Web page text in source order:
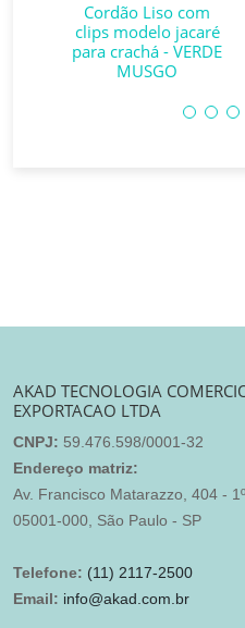
Cordão Liso com
clips modelo jacaré
para crachá - VERDE
MUSGO
AKAD TECNOLOGIA
EXPORTACAO LTDA
CNPJ: 59.476.598/0001-32
Endereço matriz:
Av. Francisco Matarazzo, 404 -
05001-000, São Paulo - SP
Telefone: (11) 2117-2500
Email: info@akad.com.br